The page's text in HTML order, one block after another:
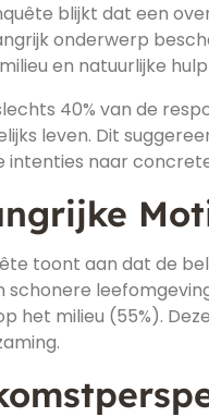
blijkt dat een
onderwerp
en natuurlijke
40% van de
leven. Dit
intenties naar
toont aan dat de
schonere
het milieu (55%).